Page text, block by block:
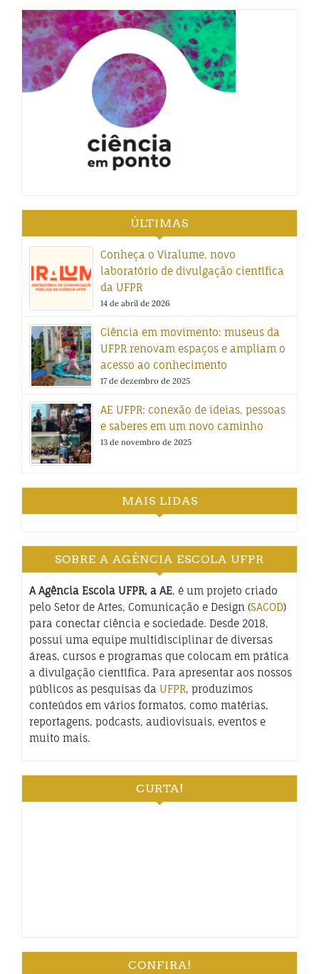
ÚLTIMAS
Conheça o Viralume, novo
laboratório de divulgação científica
da UFPR
14 de abril de 2026
Ciência em movimento: museus da
UFPR renovam espaços e ampliam o
acesso ao conhecimento
17 de dezembro de 2025
AE UFPR: conexão de ideias, pessoas
e saberes em um novo caminho
13 de novembro de 2025
MAIS LIDAS
SOBRE A AGÊNCIA ESCOLA UFPR
A Agência Escola UFPR, a AE, é um projeto criado
pelo Setor de Artes, Comunicação e Design (SACOD)
para conectar ciência e sociedade. Desde 2018,
possui uma equipe multidisciplinar de diversas
áreas, cursos e programas que colocam em prática
a divulgação científica. Para apresentar aos nossos
públicos as pesquisas da UFPR, produzimos
conteúdos em vários formatos, como matérias,
reportagens, podcasts, audiovisuais, eventos e
muito mais.
CURTA!
CONFIRA!